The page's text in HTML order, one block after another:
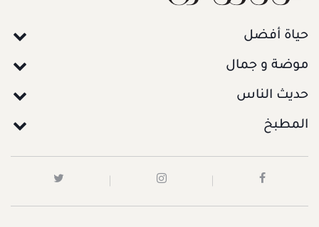
حياة أفضل
موضة و جمال
حديث الناس
المطبخ